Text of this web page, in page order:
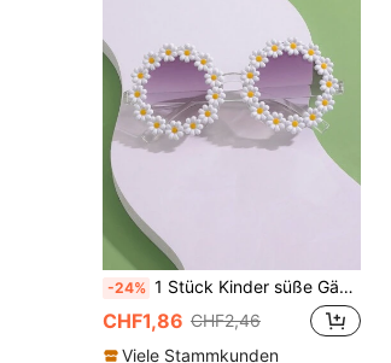
-24% 1 Stück Kinder süße Gänseblümchen verzierte Modebrillen
CHF1,86 CHF2,46
Viele Stammkunden